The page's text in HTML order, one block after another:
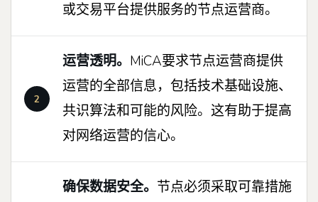
或交易平台提供服务的节点运营商。
运营透明。 MiCA要求节点运营商提供
运营的全部信息，包括技术基础设施、
共识算法和可能的风险。这有助于提高
对网络运营的信心。
确保数据安全。 节点必须采取可靠措施